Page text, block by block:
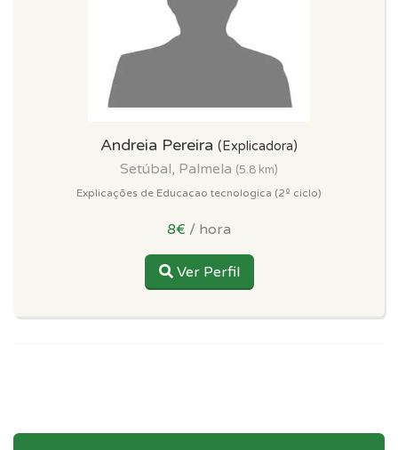
Andreia Pereira (Explicadora)
Setúbal, Palmela (5.8 km)
Explicações de Educacao tecnologica (2º ciclo)
8€ / hora
Ver Perfil